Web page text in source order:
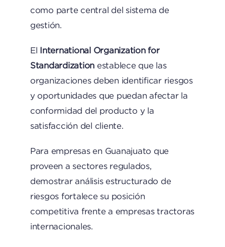
como parte central del sistema de
gestión.
El International Organization for
Standardization establece que las
organizaciones deben identificar riesgos
y oportunidades que puedan afectar la
conformidad del producto y la
satisfacción del cliente.
Para empresas en Guanajuato que
proveen a sectores regulados,
demostrar análisis estructurado de
riesgos fortalece su posición
competitiva frente a empresas tractoras
internacionales.